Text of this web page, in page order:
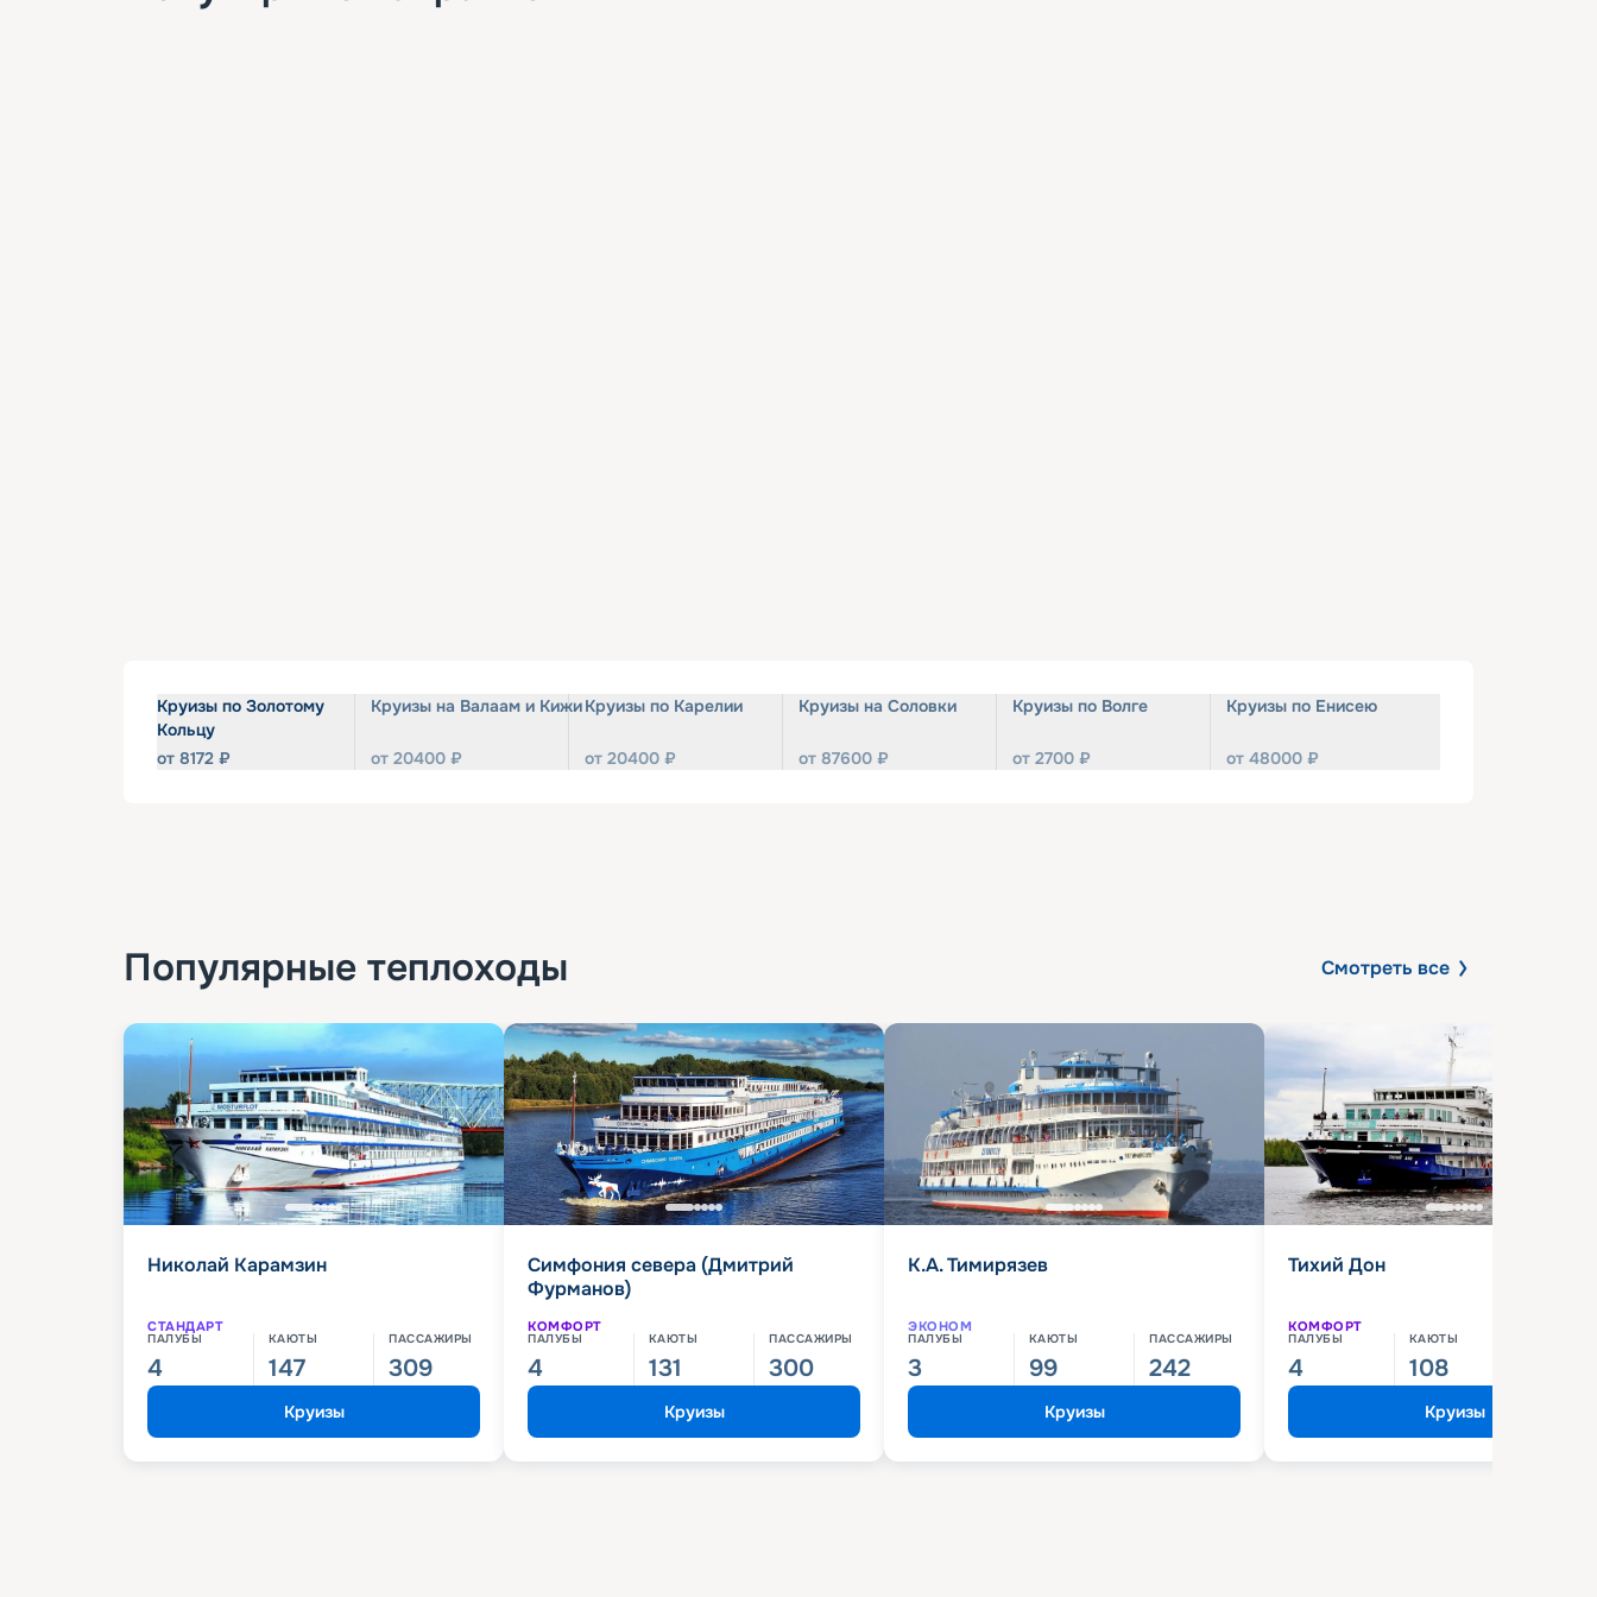
Круизы по Золотому
Кольцу
от 8172 ₽
Круизы на Валаам и Кижи
от 20400 ₽
Круизы по Карелии
от 20400 ₽
Круизы на Соловки
от 87600 ₽
Круизы по Волге
от 2700 ₽
Круизы по Енисею
от 48000 ₽
Популярные теплоходы Смотреть все
Николай Карамзин
СТАНДАРТ
ПАЛУБЫ
4
КАЮТЫ
147
ПАССАЖИРЫ
309
Круизы
Симфония севера (Дмитрий
Фурманов)
КОМФОРТ
ПАЛУБЫ
4
КАЮТЫ
131
ПАССАЖИРЫ
300
Круизы
К.А. Тимирязев
ЭКОНОМ
ПАЛУБЫ
3
КАЮТЫ
99
ПАССАЖИРЫ
242
Круизы
Тихий Дон
КОМФОРТ
ПАЛУБЫ
4
КАЮТЫ
108
Круизы